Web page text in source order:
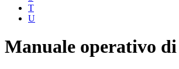
T
U
Manuale operativo di